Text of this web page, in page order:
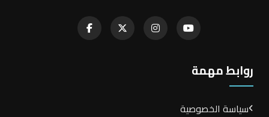
روابط مهمة
سياسة الخصوصية